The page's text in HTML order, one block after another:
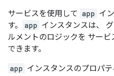
サービスを使用して app イ
す。
app インスタンスは、
ルメントのロジックを サー
できます。
app インスタンスのプロパ